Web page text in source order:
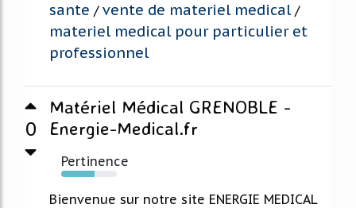
sante / vente de materiel medical/
materiel medical pour particulier et
professionnel
0
Matériel Médical GRENOBLE -
Energie-Medical.fr
Pertinence
60%
Bienvenue sur notre site ENERGIE MEDICAL